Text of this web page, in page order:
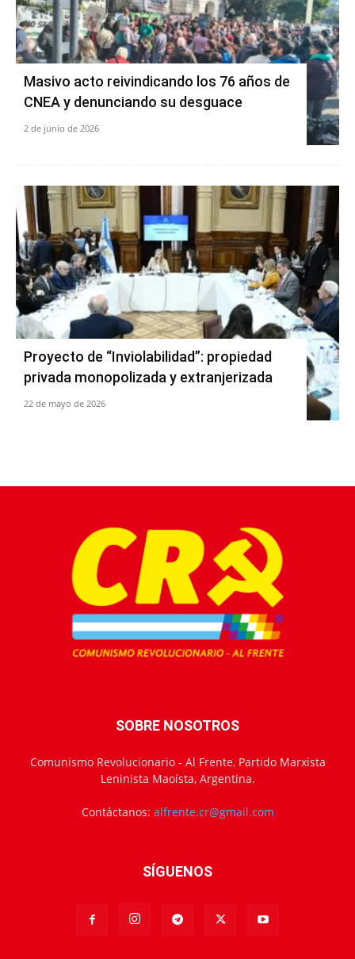
Masivo acto reivindicando los 76 años de
CNEA y denunciando su desguace
2 de junio de 2026
Proyecto de “Inviolabilidad”: propiedad
privada monopolizada y extranjerizada
22 de mayo de 2026
SOBRE NOSOTROS
Comunismo Revolucionario - Al Frente, Partido Marxista
Leninista Maoísta, Argentina.
Contáctanos: alfrente.cr@gmail.com
SÍGUENOS